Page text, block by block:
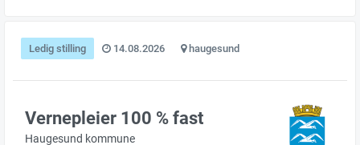
Ledig stilling 14.08.2026 haugesund
Vernepleier 100 % fast
Haugesund kommune